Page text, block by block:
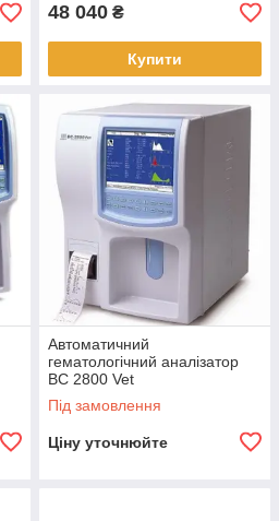
48 040 ₴
Купити
Автоматичний
гематологічний аналізатор
ВС 2800 Vet
Під замовлення
Ціну уточнюйте